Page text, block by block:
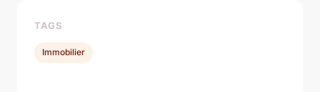
TAGS
Immobilier